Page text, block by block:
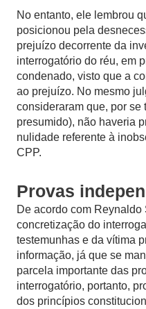
No entanto, ele lembrou
posicionou pela
prejuízo decorrente da
interrogatório do réu, em
condenado, visto que a
ao prejuízo. No mesmo
consideraram que, por se
presumido), não haveria
nulidade referente à
CPP.
Provas
De acordo com
concretização do
testemunhas e da vítima
informação, já que se
parcela importante das
interrogatório, portanto,
dos princípios